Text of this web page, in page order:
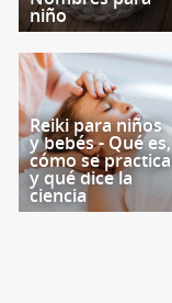
niño
Reiki para niños
y bebés - Qué es,
cómo se practica
y qué dice la
ciencia